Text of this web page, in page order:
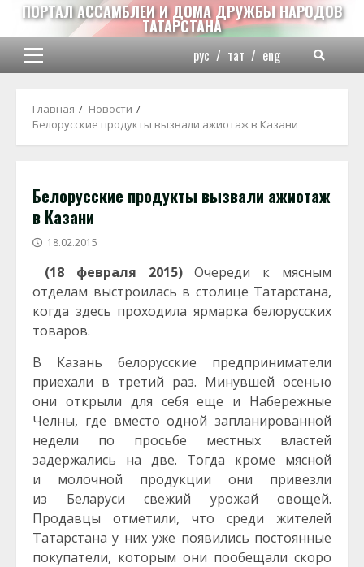
Перейти
содержимому
ПОРТАЛ АССАМБЛЕИ И ДОМА ДРУЖБЫ НАРОДОВ
ТАТАРСТАНА
Основное
рус / тат / eng
Главная
Новости
Белорусские продукты вызвали ажиотаж в Казани
Белорусские продукты вызвали ажиотаж
в Казани
18.02.2015
(18 февраля 2015)Очереди к мясным
отделам выстроилась в столице Татарстана,
когда здесь проходила ярмарка белорусских
товаров.
В Казань белорусские предприниматели
приехали в третий раз. Минувшей осенью
они открыли для себя еще и Набережные
Челны, где вместо одной запланированной
недели по просьбе местных властей
задержались на две. Тогда кроме мясной
и молочной продукции они привезли
из Беларуси свежий урожай овощей.
Продавцы отметили, что среди жителей
Татарстана у них уже появились постоянные
покупатели, которым они пообещали скоро